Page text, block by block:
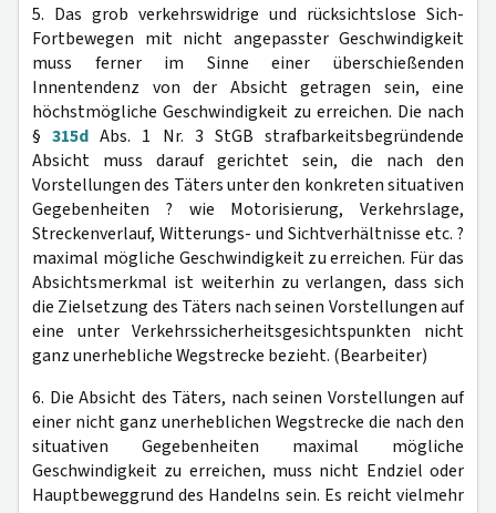
5. Das grob verkehrswidrige und rücksichtslose Sich-
Fortbewegen mit nicht angepasster Geschwindigkeit
muss ferner im Sinne einer überschießenden
Innentendenz von der Absicht getragen sein, eine
höchstmögliche Geschwindigkeit zu erreichen. Die nach
§315d Abs. 1 Nr. 3 StGB strafbarkeitsbegründende
Absicht muss darauf gerichtet sein, die nach den
Vorstellungen des Täters unter den konkreten situativen
Gegebenheiten ? wie Motorisierung, Verkehrslage,
Streckenverlauf, Witterungs- und Sichtverhältnisse etc. ?
maximal mögliche Geschwindigkeit zu erreichen. Für das
Absichtsmerkmal ist weiterhin zu verlangen, dass sich
die Zielsetzung des Täters nach seinen Vorstellungen auf
eine unter Verkehrssicherheitsgesichtspunkten nicht
ganz unerhebliche Wegstrecke bezieht. (Bearbeiter)
6. Die Absicht des Täters, nach seinen Vorstellungen auf
einer nicht ganz unerheblichen Wegstrecke die nach den
situativen Gegebenheiten maximal mögliche
Geschwindigkeit zu erreichen, muss nicht Endziel oder
Hauptbeweggrund des Handelns sein. Es reicht vielmehr